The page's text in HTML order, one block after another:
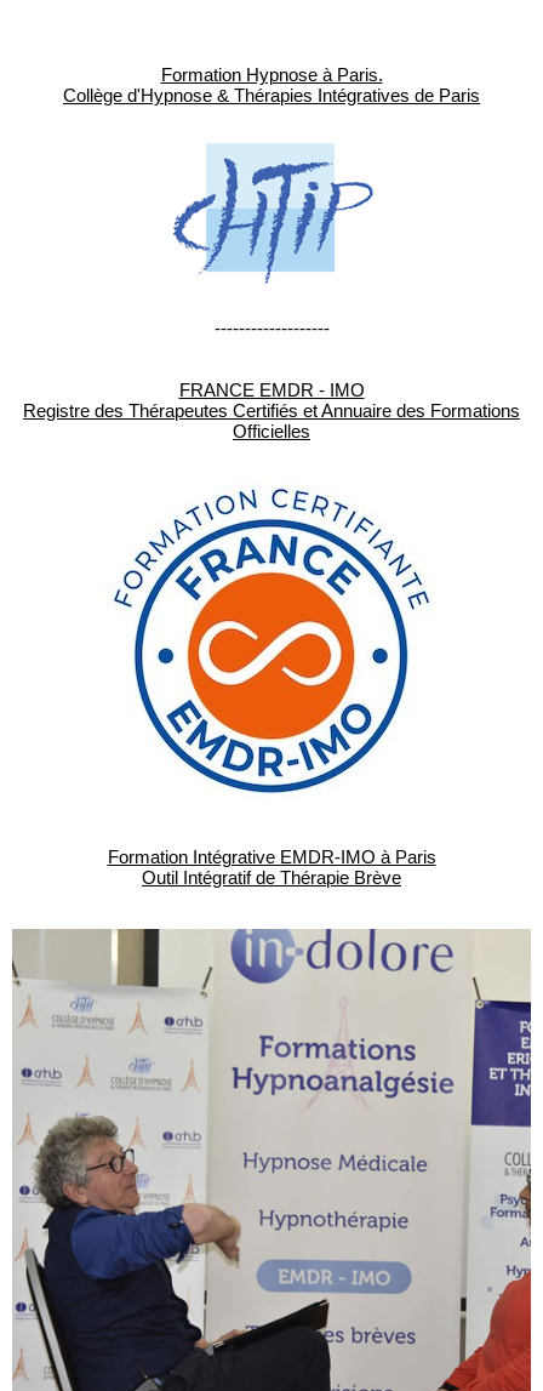
Formation Hypnose à Paris.
Collège d'Hypnose & Thérapies Intégratives de Paris
-------------------
FRANCE EMDR - IMO
Registre des Thérapeutes Certifiés et Annuaire des Formations
Officielles
Formation Intégrative EMDR-IMO à Paris
Outil Intégratif de Thérapie Brève